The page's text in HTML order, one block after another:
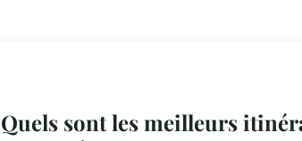
Quels sont les meilleurs